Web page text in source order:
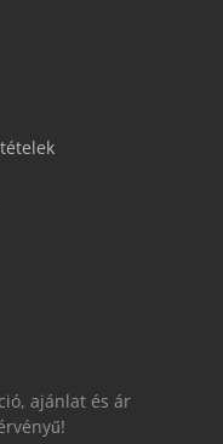
ajánlat és ár